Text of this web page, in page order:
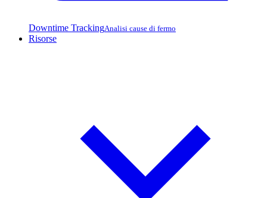
Downtime TrackingAnalisi cause di fermo
Risorse